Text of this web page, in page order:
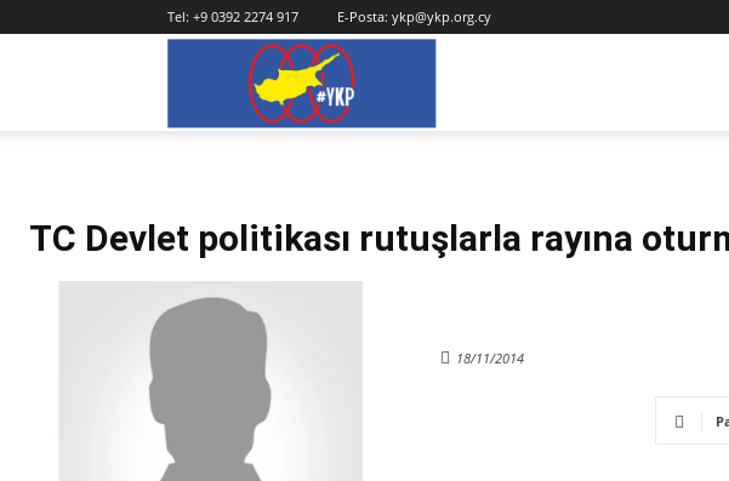
Tel: +9 0392 2274 917 E-Posta: ykp@ykp.org.cy
TC Devlet politikası rutuşlarla rayına
18/11/2014